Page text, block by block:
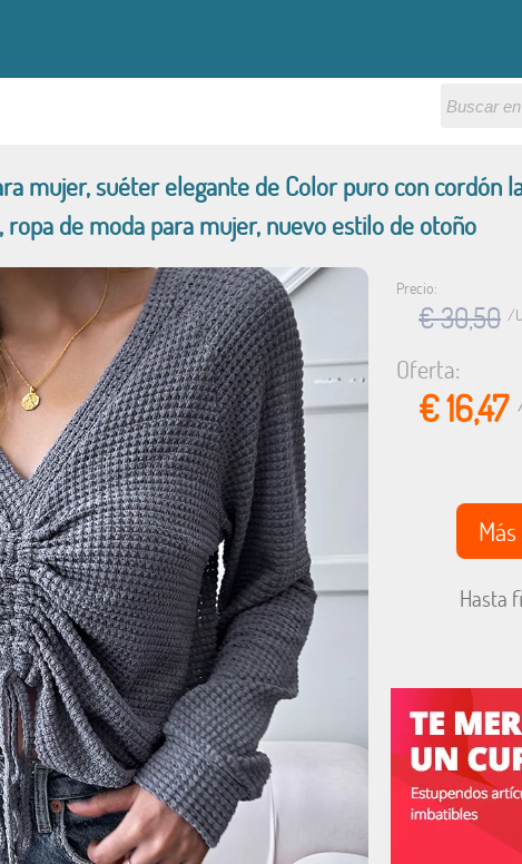
mujer, suéter elegante de Color puro con cordón
de moda para mujer, nuevo estilo de otoño
Precio:
€ 30,50 /
Oferta:
€ 16,47/
Hasta